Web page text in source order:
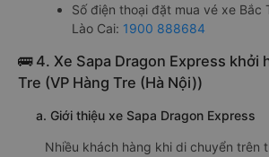
Số điện thoại đặt mua vé xe Bắc
Lào Cai: 1900 888684
🚌 4. Xe Sapa Dragon Express khởi
Tre (VP Hàng Tre (Hà Nội))
a. Giới thiệu xe Sapa Dragon Express
Nhiều khách hàng khi di chuyển trên